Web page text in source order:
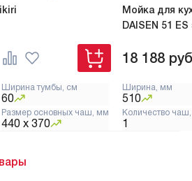
Ширина тумбы, см
60
Размер основных чаш, мм
440 х 370
Мойка для
DAISEN 51
18 188
Ширина, мм
510
Количество
1